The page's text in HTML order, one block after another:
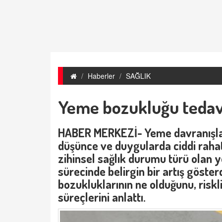
Haberler SAĞLIK
Yeme bozukluğu
HABER MERKEZİ- Yeme
düşünce ve duygularda ciddi
zihinsel sağlık durumu türü olan
sürecinde belirgin bir artış
bozukluklarının ne olduğunu,
süreçlerini anlattı.